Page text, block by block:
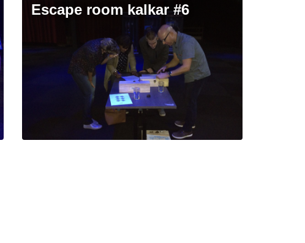
escape room kalkar #6